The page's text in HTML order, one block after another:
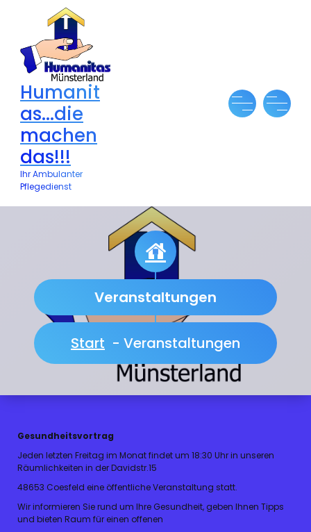
Humanit
as...die
machen
das!!!
Ihr Ambulanter
Pflegedienst
Veranstaltungen
Start - Veranstaltungen
Gesundheitsvortrag
Jeden letzten Freitag im Monat findet um 18:30 Uhr in unseren
Räumlichkeiten in der Davidstr.15
48653 Coesfeld eine öffentliche Veranstaltung statt.
Wir informieren Sie rund um Ihre Gesundheit, geben Ihnen Tipps
und bieten Raum für einen offenen